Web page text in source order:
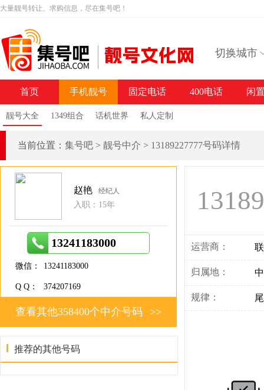
大量靓号转让、求购信息，尽在集号吧！
切换城市
首页 手机靓号
靓号大全 1349组合 话机世界 私人定制
固定电话 400电话 闲
当前位置： 集号吧 > 靓号中介 > 13189227777号码详情
运营商：
归属地：
规律：
赵艳 经纪人
入职：15年
13241183000
微信： 13241183000
Q Q： 374207169
>>
查看其他358400个中介号码
推荐的其他号码